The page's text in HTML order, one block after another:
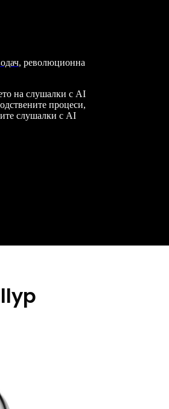
, революционна
на слушалки с AI
процеси,
слушалки с AI